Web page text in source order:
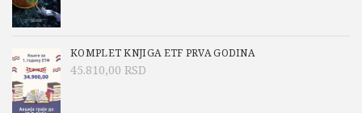
KOMPLET KNJIGA ETF PRVA GODINA
45.810,00 RSD